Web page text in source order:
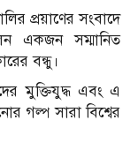
প্রয়াণের সংবাদে
একজন সম্মানিত
বন্ধু।
মুক্তিযুদ্ধ এবং এ
গল্প সারা বিশ্বের